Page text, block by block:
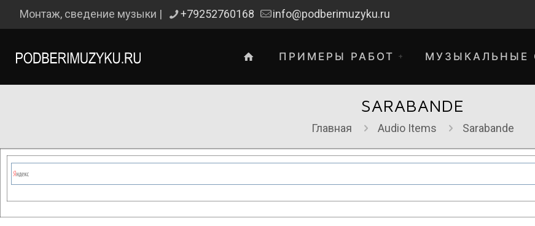
Монтаж, сведение музыки | +79252760168 info@podberimuzyku.ru
ПРИМЕРЫ РАБОТ МУЗЫКАЛЬНЫЕ
SARABANDE
Главная Audio Items Sarabande